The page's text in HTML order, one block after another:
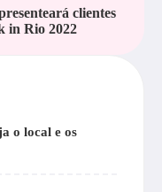
clientes
in Rio 2022
o local e os